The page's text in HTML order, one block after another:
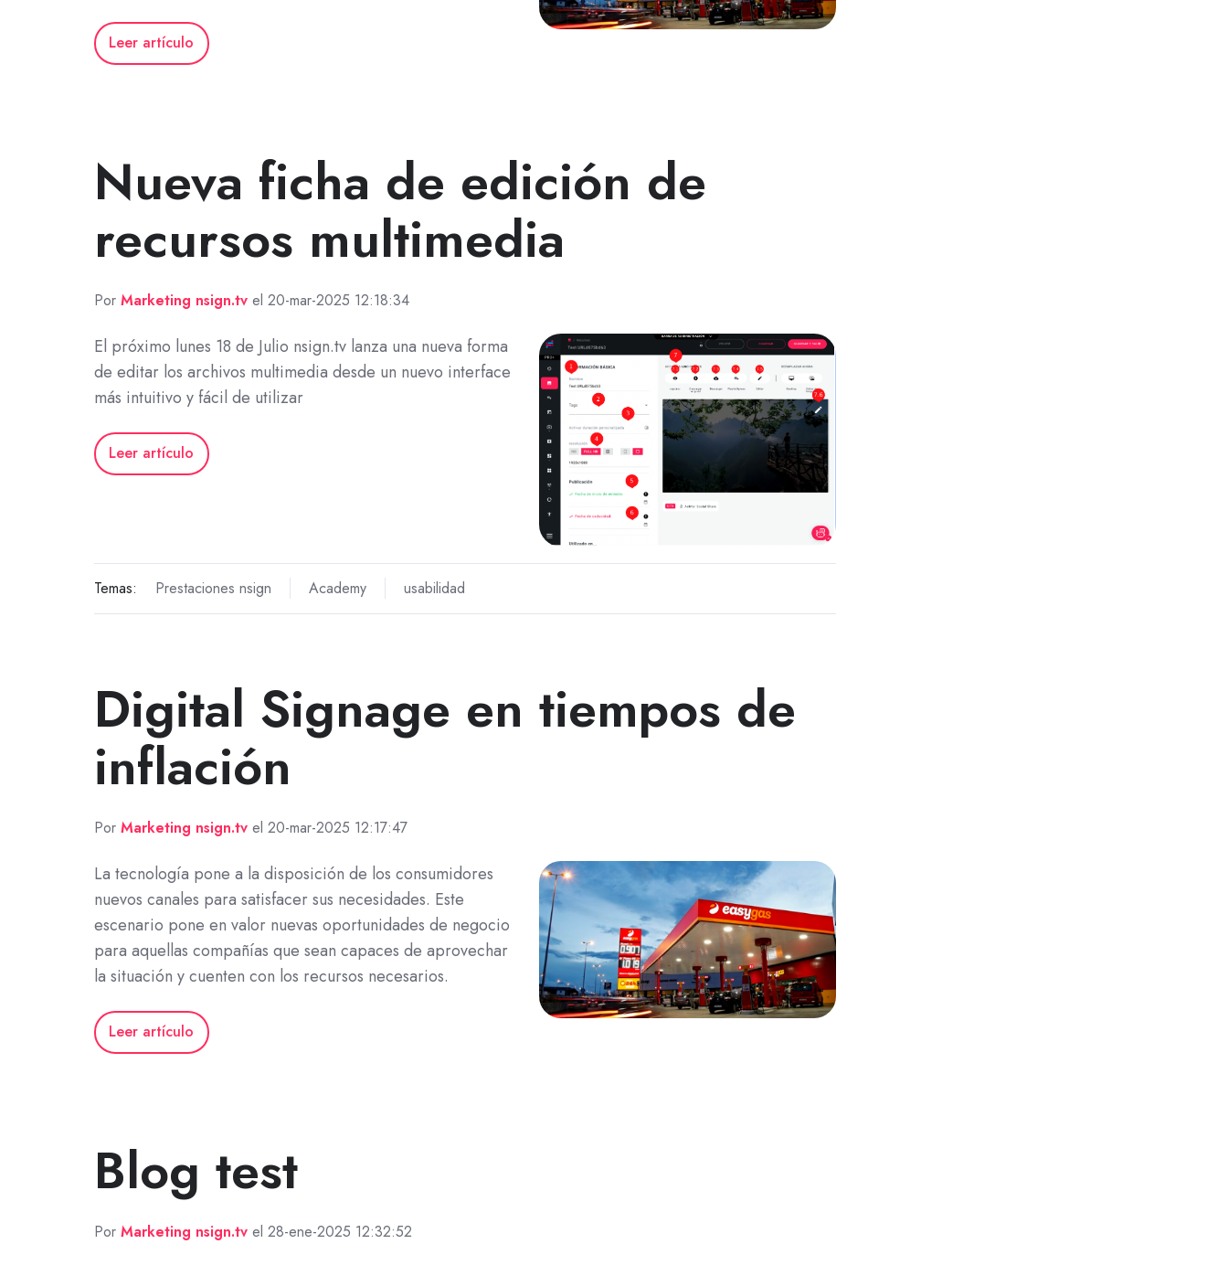
Leer artículo
Nueva ficha de edición de
recursos multimedia
Por Marketing nsign.tv el 20-mar-2025 12:18:34
El próximo lunes 18 de Julio nsign.tv lanza una nueva forma
de editar los archivos multimedia desde un nuevo interface
más intuitivo y fácil de utilizar
Leer artículo
Temas: Prestaciones nsign Academy usabilidad
Digital Signage en tiempos de
inflación
Por Marketing nsign.tv el 20-mar-2025 12:17:47
La tecnología pone a la disposición de los consumidores
nuevos canales para satisfacer sus necesidades. Este
escenario pone en valor nuevas oportunidades de negocio
para aquellas compañías que sean capaces de aprovechar
la situación y cuenten con los recursos necesarios.
Leer artículo
Blog test
Por Marketing nsign.tv el 28-ene-2025 12:32:52